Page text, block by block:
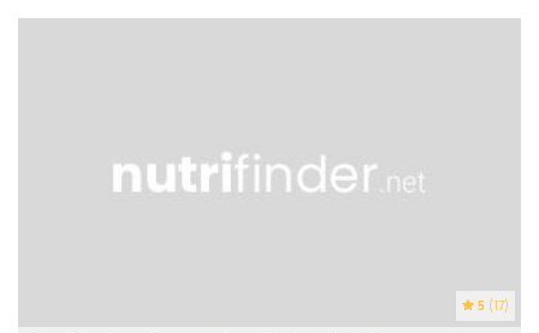
5 (17)